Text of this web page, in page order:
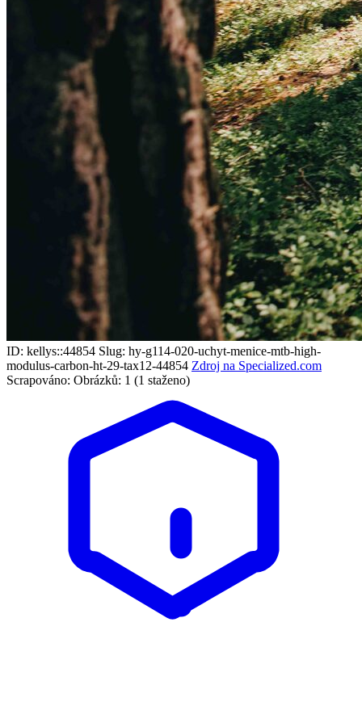
ID: kellys::44854 Slug: hy-g114-020-uchyt-menice-mtb-high-
modulus-carbon-ht-29-tax12-44854 Zdroj na Specialized.com
Scrapováno: Obrázků: 1 (1 staženo)